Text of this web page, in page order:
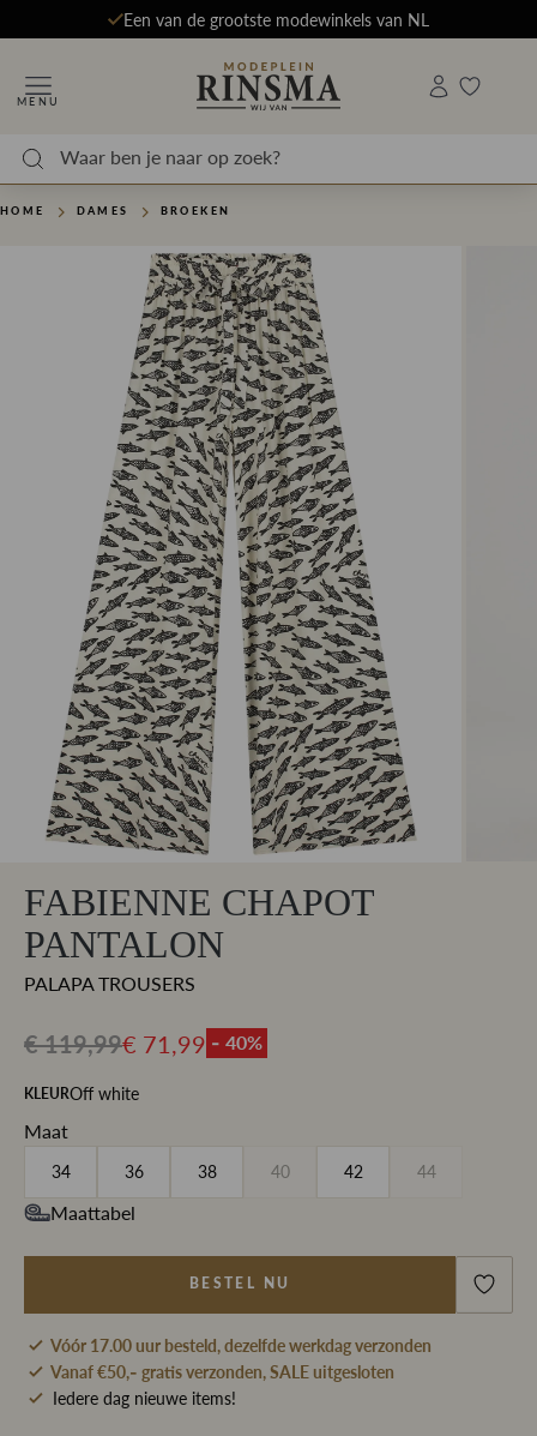
Een van de grootste modewinkels van NL
MENU
HOME DAMES BROEKEN
FABIENNE CHAPOT
PANTALON
PALAPA TROUSERS
€ 119,99€ 71,99 - 40%
KLEUROff white
Maat
34 36 38 40 42 44
Maattabel
BESTEL NU
Vóór 17.00 uur besteld, dezelfde werkdag verzonden
Vanaf €50,- gratis verzonden, SALE uitgesloten
Iedere dag nieuwe items!